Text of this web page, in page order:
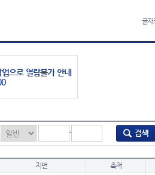
글자
으로 열람불가 안내
-
지번 축척